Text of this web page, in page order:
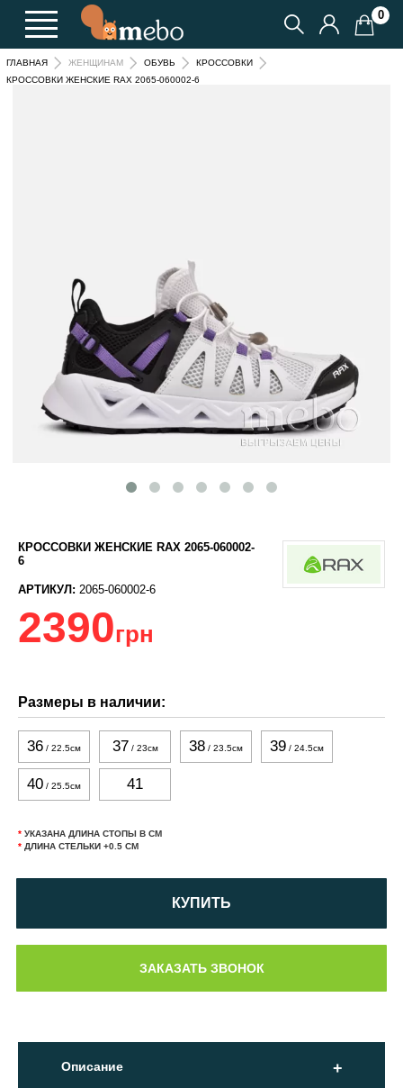
0
ГЛАВНАЯ ЖЕНЩИНАМ ОБУВЬ
КРОССОВКИ
КРОССОВКИ ЖЕНСКИЕ RAX 2065-060002-6
КРОССОВКИ ЖЕНСКИЕ RAX 2065-060002-
6
АРТИКУЛ: 2065-060002-6
2390грн
Размеры в наличии:
36 / 22.5см 37 / 23см 38 / 23.5см 39 / 24.5см
40 / 25.5см 41
* УКАЗАНА ДЛИНА СТОПЫ В СМ
* ДЛИНА СТЕЛЬКИ +0.5 СМ
КУПИТЬ
Описание